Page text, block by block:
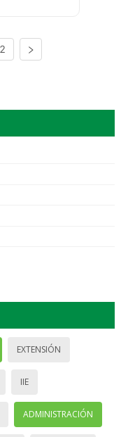
2
EXTENSIÓN
IIE
ADMINISTRACIÓN